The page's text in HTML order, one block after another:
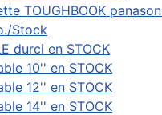
TOUGHBOOK
Stock
durci en STOCK
10'' en STOCK
12'' en STOCK
14'' en STOCK